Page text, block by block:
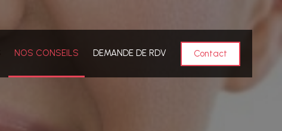
NOS CONSEILS DEMANDE DE RDV Contact